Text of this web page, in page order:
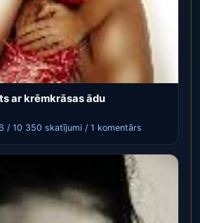
ar krēmkrāsas ādu
/ 10 350 skatījumi / 1 komentārs